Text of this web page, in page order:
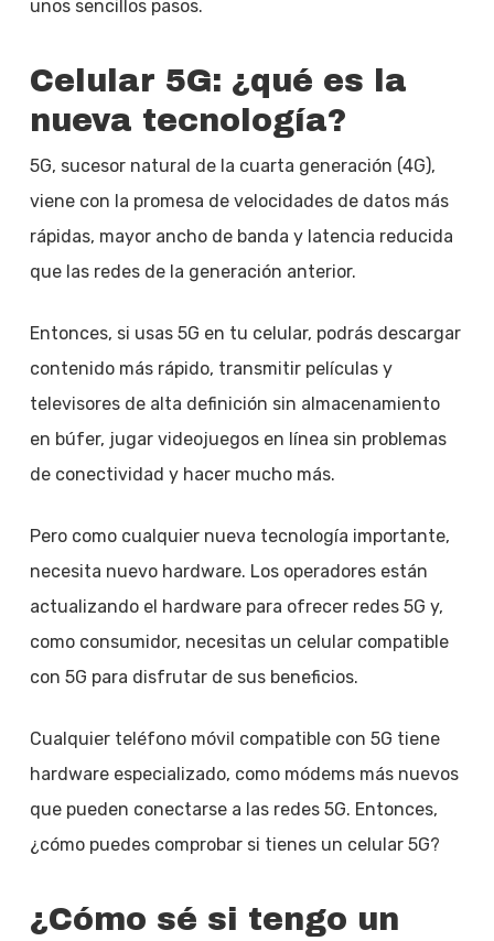
unos sencillos pasos.
Celular 5G: ¿qué es la
nueva tecnología?
5G, sucesor natural de la cuarta generación (4G),
viene con la promesa de velocidades de datos más
rápidas, mayor ancho de banda y latencia reducida
que las redes de la generación anterior.
Entonces, si usas 5G en tu celular, podrás descargar
contenido más rápido, transmitir películas y
televisores de alta definición sin almacenamiento
en búfer, jugar videojuegos en línea sin problemas
de conectividad y hacer mucho más.
Pero como cualquier nueva tecnología importante,
necesita nuevo hardware. Los operadores están
actualizando el hardware para ofrecer redes 5G y,
como consumidor, necesitas un celular compatible
con 5G para disfrutar de sus beneficios.
Cualquier teléfono móvil compatible con 5G tiene
hardware especializado, como módems más nuevos
que pueden conectarse a las redes 5G. Entonces,
¿cómo puedes comprobar si tienes un celular 5G?
¿Cómo sé si tengo un